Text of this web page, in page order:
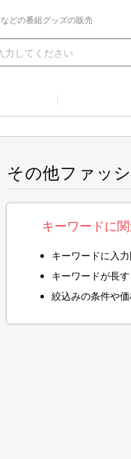
どの番組グッズの販売
その他ファッ
キーワードに
キーワードに入
キーワードが長
絞込みの条件や